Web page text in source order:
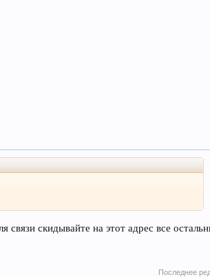
скидывайте на этот адрес все
Последнее